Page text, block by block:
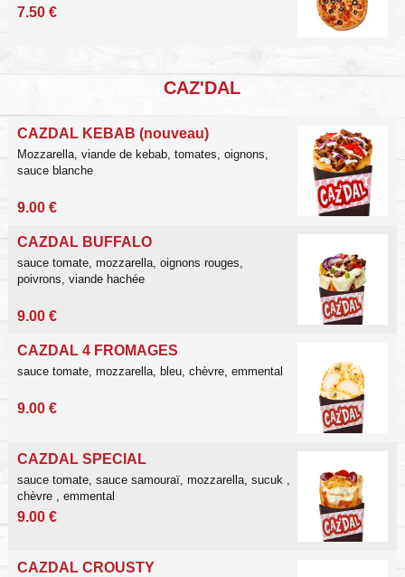
7.50 €
CAZ'DAL
CAZDAL KEBAB (nouveau)
Mozzarella, viande de kebab, tomates, oignons,
sauce blanche
9.00 €
CAZDAL BUFFALO
sauce tomate, mozzarella, oignons rouges,
poivrons, viande hachée
9.00 €
CAZDAL 4 FROMAGES
sauce tomate, mozzarella, bleu, chèvre, emmental
9.00 €
CAZDAL SPECIAL
sauce tomate, sauce samouraï, mozzarella, sucuk ,
chèvre , emmental
9.00 €
CAZDAL CROUSTY